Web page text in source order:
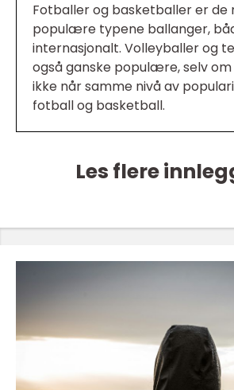
Fotballer og basketballer er de
populære typene ballanger,
internasjonalt. Volleyballer og
også ganske populære, selv om
ikke når samme nivå av
fotball og basketball.
Les flere